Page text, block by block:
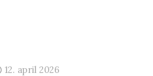
12. april 2026